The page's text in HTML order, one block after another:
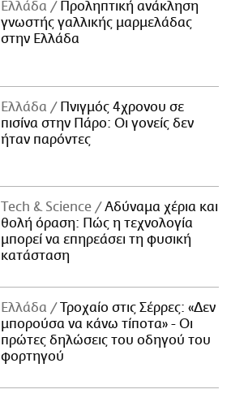
Ελλάδα
Προληπτική ανάκληση
γνωστής γαλλικής μαρμελάδας
στην Ελλάδα
Ελλάδα
Πνιγμός 4χρονου σε
πισίνα στην Πάρο: Οι γονείς δεν
ήταν παρόντες
Τech & Science
Αδύναμα χέρια και
θολή όραση: Πώς η τεχνολογία
μπορεί να επηρεάσει τη φυσική
κατάσταση
Ελλάδα
Τροχαίο στις Σέρρες: «Δεν
μπορούσα να κάνω τίποτα» - Οι
πρώτες δηλώσεις του οδηγού του
φορτηγού